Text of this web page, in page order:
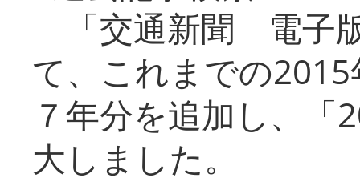
「交通新聞 電子
て、これまでの
７年分を追加し、「
大しまし